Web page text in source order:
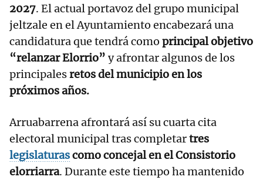
2027. El actual portavoz del grupo municipal
jeltzale en el Ayuntamiento encabezará una
candidatura que tendrá como principal objetivo
“relanzar Elorrio” y afrontar algunos de los
principalesretos del municipio en los
próximos años.
Arruabarrena afrontará así su cuarta cita
electoral municipal tras completartres
legislaturascomo concejal en el Consistorio
elorriarra. Durante este tiempo ha mantenido